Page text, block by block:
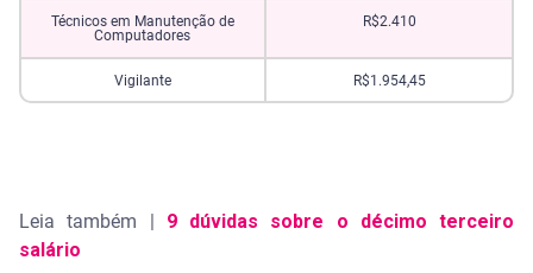
Técnicos em Manutenção de
Computadores
R$2.410
Vigilante R$1.954,45
Leia também | 9 dúvidas sobre o décimo terceiro
salário